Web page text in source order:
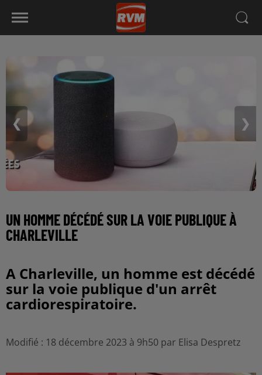
❮ ❯
UN HOMME DÉCÉDÉ SUR LA VOIE PUBLIQUE À
CHARLEVILLE
A Charleville, un homme est décédé
sur la voie publique d'un arrêt
cardiorespiratoire.
Modifié : 18 décembre 2023 à 9h50 par Elisa Despretz